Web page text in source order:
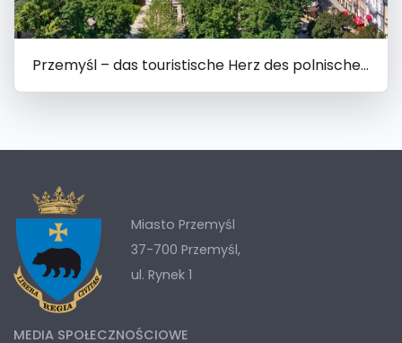
Przemyśl – das touristische Herz des polnischen Ostens
Miasto Przemyśl
37-700 Przemyśl,
ul. Rynek 1
MEDIA SPOŁECZNOŚCIOWE